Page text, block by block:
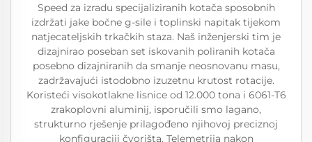
Speed za izradu specijaliziranih kotača sposobnih
izdržati jake bočne g-sile i toplinski napitak tijekom
natjecateljskih trkačkih staza. Naš inženjerski tim je
dizajnirao poseban set iskovanih poliranih kotača
posebno dizajniranih da smanje neosnovanu masu,
zadržavajući istodobno izuzetnu krutost rotacije.
Koristeći visokotlakne lisnice od 12.000 tona i 6061-T6
zrakoplovni aluminij, isporučili smo lagano,
strukturno rješenje prilagođeno njihovoj preciznoj
konfiguraciji čvorišta. Telemetrija nakon